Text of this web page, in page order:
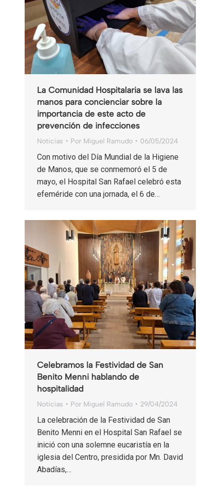
La Comunidad Hospitalaria se lava las
manos para concienciar sobre la
importancia de este acto de
prevención de infecciones
Noticias Por Miguel Ramudo 06/05/2024
Con motivo del Día Mundial de la Higiene
de Manos, que se conmemoró el 5 de
mayo, el Hospital San Rafael celebró esta
efeméride con una jornada, el 6 de…
Celebramos la Festividad de San
Benito Menni hablando de
hospitalidad
Noticias Por Miguel Ramudo 29/04/2024
La celebración de la Festividad de San
Benito Menni en el Hospital San Rafael se
inició con una solemne eucaristía en la
iglesia del Centro, presidida por Mn. David
Abadías,…